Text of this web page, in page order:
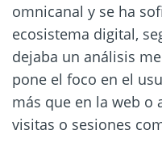
omnicanal y se ha
ecosistema digital,
dejaba un análisis
pone el foco en el
más que en la web o
visitas o sesiones